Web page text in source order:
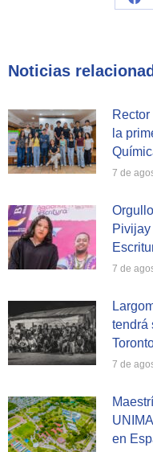
Noticias
la
7 de
7 de
tendrá
7 de
en